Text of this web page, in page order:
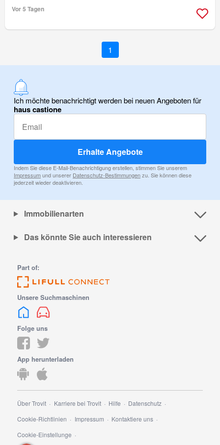
Vor 5 Tagen
1
Ich möchte benachrichtigt werden bei neuen Angeboten für
haus castione
Erhalte Angebote
Indem Sie diese E-Mail-Benachrichtigung erstellen, stimmen Sie unserem
Impressumund unserer Datenschutz-Bestimmungenzu. Sie können diese
jederzeit wieder deaktivieren.
Immobilienarten
Das könnte Sie auch interessieren
Part of:
Unsere Suchmaschinen
Folge uns
App herunterladen
Über Trovit Karriere bei Trovit Hilfe
Datenschutz
Cookie-Richtlinien
Impressum
Kontaktiere uns
Cookie-Einstellunge